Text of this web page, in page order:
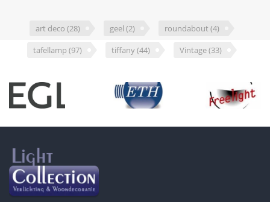
art deco (28) geel (2) roundabout (4)
tafellamp (97) tiffany(44) Vintage(33)